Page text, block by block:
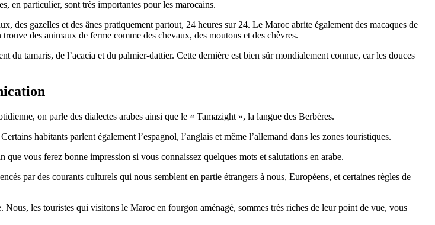
en particulier, sont très importantes pour les marocains.
des gazelles et des ânes pratiquement partout, 24 heures sur 24. Le Maroc abrite également des macaques de
des animaux de ferme comme des chevaux, des moutons et des chèvres.
du tamaris, de l’acacia et du palmier-dattier. Cette dernière est bien sûr mondialement connue, car les douces
on parle des dialectes arabes ainsi que le « Tamazight », la langue des Berbères.
habitants parlent également l’espagnol, l’anglais et même l’allemand dans les zones touristiques.
vous ferez bonne impression si vous connaissez quelques mots et salutations en arabe.
par des courants culturels qui nous semblent en partie étrangers à nous, Européens, et certaines règles de
les touristes qui visitons le Maroc en fourgon aménagé, sommes très riches de leur point de vue, vous